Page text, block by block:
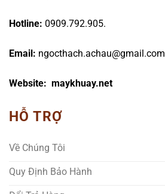
Hotline: 0909.792.905.
Email: ngocthach.achau@gmail.com
Website: maykhuay.net
HỖ TRỢ
Về Chúng Tôi
Quy Định Bảo Hành